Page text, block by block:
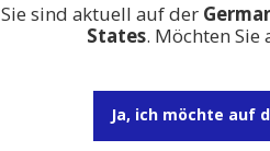
Sie sind aktuell auf der
States. Möchten Sie
Ja, ich möchte auf